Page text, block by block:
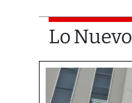
Lo Nuevo